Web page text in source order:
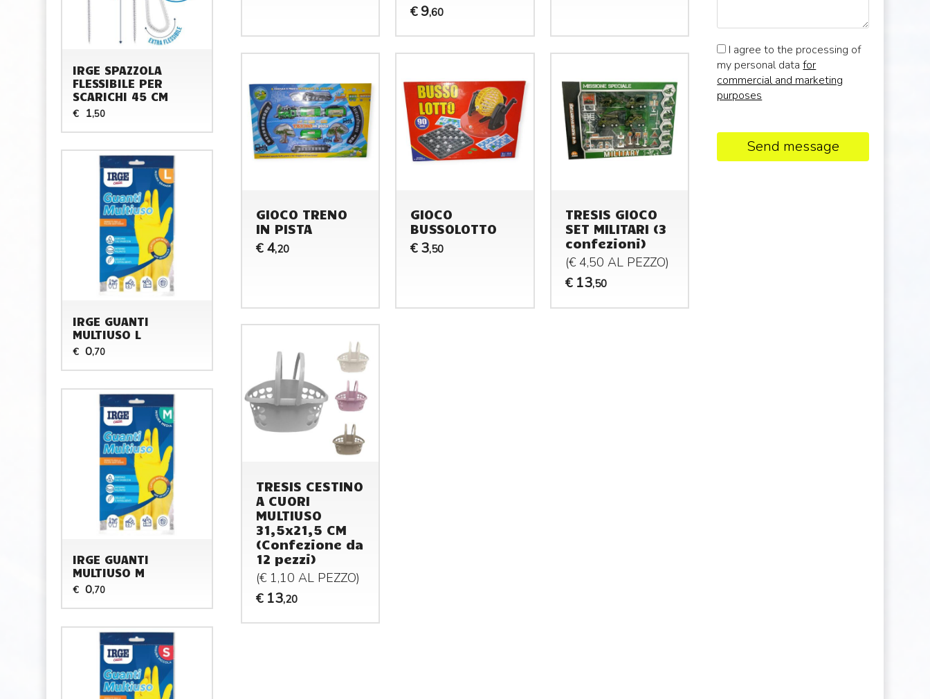
€ 9,60
GIOCO TRENO
IN PISTA
€ 4,20
GIOCO
BUSSOLOTTO
€ 3,50
TRESIS GIOCO
SET MILITARI (3
confezioni)
(€ 4,50 AL PEZZO)
€ 13,50
TRESIS CESTINO
A CUORI
MULTIUSO
31,5x21,5 CM
(Confezione da
12 pezzi)
(€ 1,10 AL PEZZO)
€ 13,20
IRGE SPAZZOLA
FLESSIBILE PER
SCARICHI 45 CM
€ 1,50
IRGE GUANTI
MULTIUSO L
€ 0,70
IRGE GUANTI
MULTIUSO M
€ 0,70
I agree to the processing of
my personal datafor
commercial and marketing
purposes
Send message